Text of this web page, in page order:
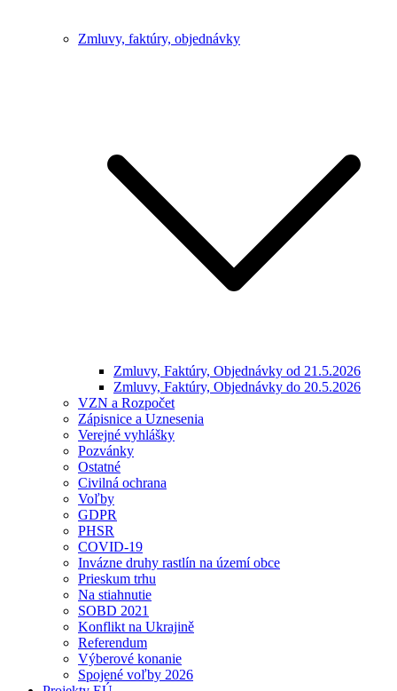
Zmluvy, faktúry, objednávky
Zmluvy, Faktúry, Objednávky od 21.5.2026
Zmluvy, Faktúry, Objednávky do 20.5.2026
VZN a Rozpočet
Zápisnice a Uznesenia
Verejné vyhlášky
Pozvánky
Ostatné
Civilná ochrana
Voľby
GDPR
PHSR
COVID-19
Invázne druhy rastlín na území obce
Prieskum trhu
Na stiahnutie
SOBD 2021
Konflikt na Ukrajině
Referendum
Výberové konanie
Spojené voľby 2026